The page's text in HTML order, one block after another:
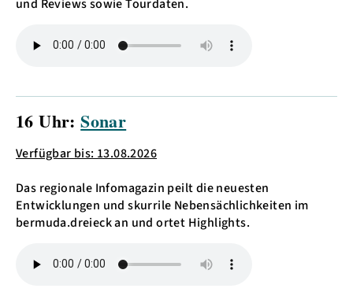
und Reviews sowie Tourdaten.
16 Uhr:Sonar
Verfügbar bis: 13.08.2026
Das regionale Infomagazin peilt die neuesten
Entwicklungen und skurrile Nebensächlichkeiten im
bermuda.dreieck an und ortet Highlights.